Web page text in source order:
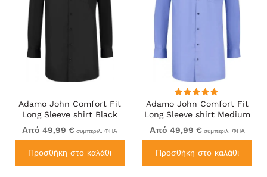
Adamo John Comfort Fit
Long Sleeve shirt Black
Από 49,99 € συμπεριλ. ΦΠΑ
Προσθήκη στο καλάθι
Adamo John Comfort Fit
Long Sleeve shirt Medium
Blue
Από 49,99 € συμπεριλ. ΦΠΑ
Προσθήκη στο καλάθι